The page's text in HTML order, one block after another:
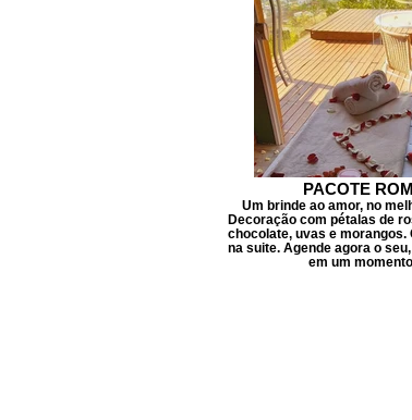
PACOTE
Um brinde ao amor, no
Decoração com pétalas de
chocolate, uvas e morangos.
na suite. Agende agora o
em um